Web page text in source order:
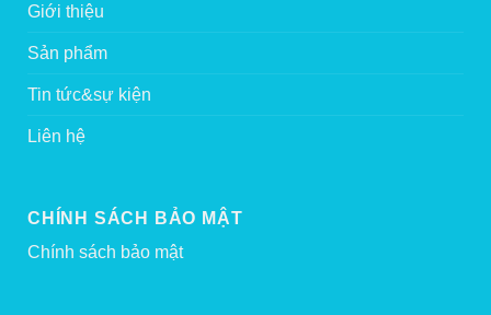
Giới thiệu
Sản phẩm
Tin tức&sự kiện
Liên hệ
CHÍNH SÁCH BẢO MẬT
Chính sách bảo mật